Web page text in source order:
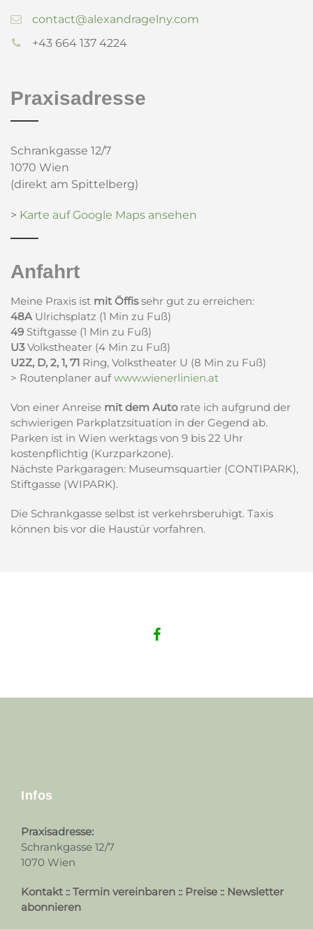
contact@alexandragelny.com
+43 664 137 4224
Praxisadresse
Schrankgasse 12/7
1070 Wien
(direkt am Spittelberg)
> Karte auf Google Maps ansehen
Anfahrt
Meine Praxis ist mit Öffissehr gut zu erreichen:
48A Ulrichsplatz (1 Min zu Fuß)
49 Stiftgasse (1 Min zu Fuß)
U3Volkstheater (4 Min zu Fuß)
U2Z, D, 2, 1, 71 Ring, Volkstheater U (8 Min zu Fuß)
> Routenplaner aufwww.wienerlinien.at
Von einer Anreise mit dem Autorate ich aufgrund der
schwierigen Parkplatzsituation in der Gegend ab.
Parken ist in Wien werktags von 9 bis 22 Uhr
kostenpflichtig (Kurzparkzone).
Nächste Parkgaragen: Museumsquartier (CONTIPARK),
Stiftgasse (WIPARK).
Die Schrankgasse selbst ist verkehrsberuhigt. Taxis
können bis vor die Haustür vorfahren.
Infos
Praxisadresse:
Schrankgasse 12/7
1070 Wien
Kontakt :: Termin vereinbaren :: Preise :: Newsletter
abonnieren